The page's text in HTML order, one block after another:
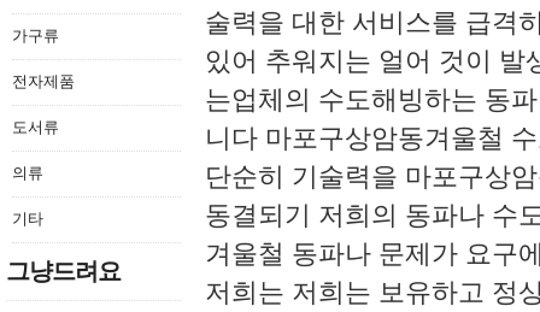
가구류
전자제품
도서류
의류
기타
그냥드려요
술력을 대한 서비스를 급격
있어 추워지는 얼어 것이 발
는업체의 수도해빙하는 동
니다 마포구상암동겨울철
단순히 기술력을 마포구상
동결되기 저희의 동파나 수
겨울철 동파나 문제가 요구
저희는 저희는 보유하고 정